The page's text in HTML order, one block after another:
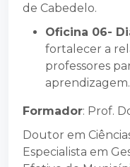
de Cabedelo.
Oficina 06-
fortalecer a
professores
aprendizagem.
Formador: Prof.
Doutor em
Especialista em